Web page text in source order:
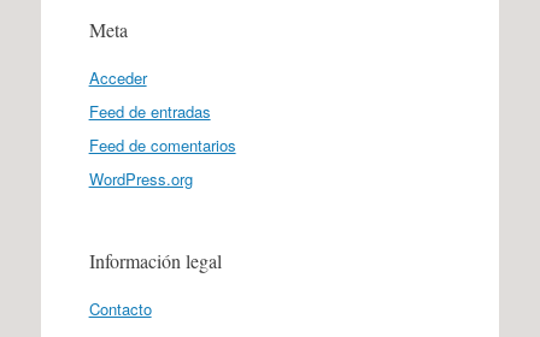
Meta
Acceder
Feed de entradas
Feed de comentarios
WordPress.org
Información legal
Contacto